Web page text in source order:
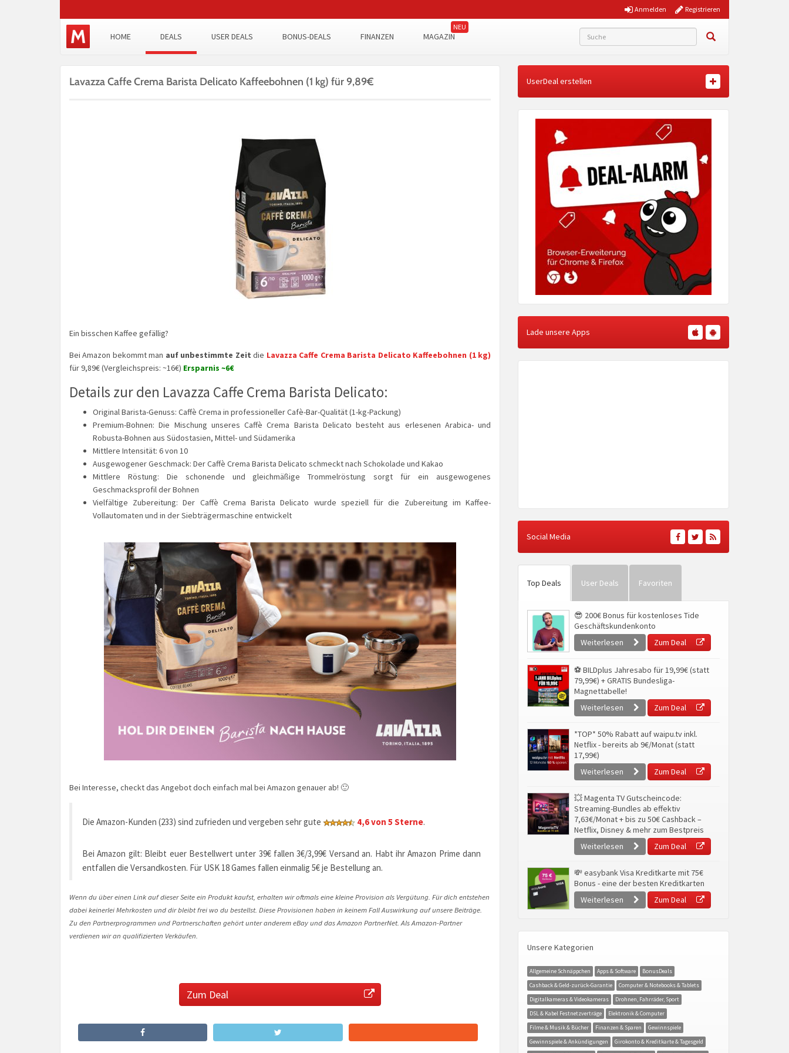
Registrieren
Anmelden
HOME DEALS USER DEALS BONUS-DEALS FINANZEN MAGAZIN
Lavazza Caffe Crema Barista Delicato Kaffeebohnen (1 kg) für 9,89€
Ein bisschen Kaffee gefällig?
Bei Amazon bekommt man auf unbestimmte Zeit die Lavazza Caffe Crema Barista Delicato Kaffeebohnen (1 kg)
für 9,89€ (Vergleichspreis: ~16€) Ersparnis ~6€
Details zur den Lavazza Caffe Crema Barista Delicato:
Original Barista-Genuss: Caffè Crema in professioneller Cafè-Bar-Qualität (1-kg-Packung)
Premium-Bohnen: Die Mischung unseres Caffè Crema Barista Delicato besteht aus erlesenen Arabica- und
Robusta-Bohnen aus Südostasien, Mittel- und Südamerika
Mittlere Intensität: 6 von 10
Ausgewogener Geschmack: Der Caffè Crema Barista Delicato schmeckt nach Schokolade und Kakao
Mittlere Röstung: Die schonende und gleichmäßige Trommelröstung sorgt für ein ausgewogenes
Geschmacksprofil der Bohnen
Vielfältige Zubereitung: Der Caffè Crema Barista Delicato wurde speziell für die Zubereitung im Kaffee-
Vollautomaten und in der Siebträgermaschine entwickelt
Bei Interesse, checkt das Angebot doch einfach mal bei Amazon genauer ab! 🙂
Die Amazon-Kunden (233) sind zufrieden und vergeben sehr gute 4,6 von 5 Sterne.
Bei Amazon gilt: Bleibt euer Bestellwert unter 39€ fallen 3€/3,99€ Versand an. Habt ihr Amazon Prime dann
entfallen die Versandkosten. Für USK 18 Games fallen einmalig 5€ je Bestellung an.
Wenn du über einen Link auf dieser Seite ein Produkt kaufst, erhalten wir oftmals eine kleine Provision als Vergütung. Für dich entstehen
dabei keinerlei Mehrkosten und dir bleibt frei wo du bestellst. Diese Provisionen haben in keinem Fall Auswirkung auf unsere Beiträge.
Zu den Partnerprogrammen und Partnerschaften gehört unter anderem eBay und das Amazon PartnerNet. Als Amazon-Partner
verdienen wir an qualifizierten Verkäufen.
Zum Deal
UserDeal erstellen
Lade unsere Apps
Social Media
Top Deals User Deals Favoriten
😎 200€ Bonus für kostenloses Tide
Geschäftskundenkonto
Weiterlesen
Zum Deal
⚽ BILDplus Jahresabo für 19,99€ (statt
79,99€) + GRATIS Bundesliga-
Magnettabelle!
Weiterlesen
Zum Deal
*TOP* 50% Rabatt auf waipu.tv inkl.
Netflix - bereits ab 9€/Monat (statt
17,99€)
Weiterlesen
Zum Deal
💥 Magenta TV Gutscheincode:
Streaming-Bundles ab effektiv
7,63€/Monat + bis zu 50€ Cashback –
Netflix, Disney & mehr zum Bestpreis
Weiterlesen
Zum Deal
💸 easybank Visa Kreditkarte mit 75€
Bonus - eine der besten Kreditkarten
Weiterlesen
Zum Deal
Unsere Kategorien
Allgemeine Schnäppchen Apps & Software
BonusDeals
Cashback & Geld-zurück-Garantie
Computer & Notebooks & Tablets
Digitalkameras & Videokameras
Drohnen, Fahrräder, Sport
DSL & Kabel Festnetzverträge
Elektronik & Computer
Filme & Musik & Bücher
Finanzen & Sparen
Gewinnspiele
Gewinnspiele & Ankündigungen
Girokonto & Kreditkarte & Tagesgeld